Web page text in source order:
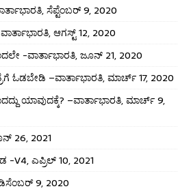
ಸೆಪ್ಟೆಂಬರ್ 9, 2020
ಆಗಸ್ಟ್ 12, 2020
-ವಾರ್ತಾಭಾರತಿ, ಜೂನ್ 21, 2020
ಓಡಬೇಡಿ –ವಾರ್ತಾಭಾರತಿ, ಮಾರ್ಚ್ 17, 2020
ಯಾವುದಕ್ಕೆ? –ವಾರ್ತಾಭಾರತಿ, ಮಾರ್ಚ್ 9,
26, 2021
-V4, ಎಪ್ರಿಲ್ 10, 2021
9, 2020